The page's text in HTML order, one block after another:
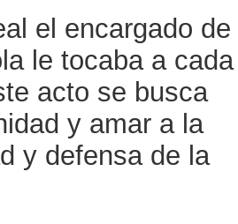
el encargado de
le tocaba a cada
acto se busca
y amar a la
y defensa de la